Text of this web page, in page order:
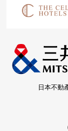
日本不動